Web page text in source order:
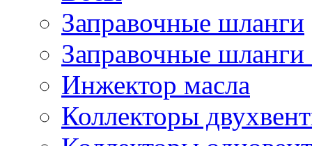
Заправочные шланги
Заправочные шланги
Инжектор масла
Коллекторы